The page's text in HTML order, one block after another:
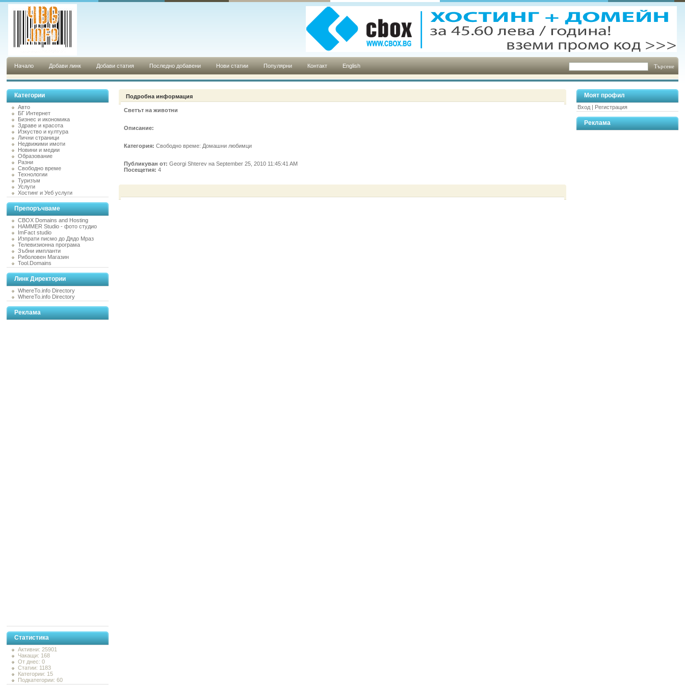
Начало Добави линк Добави статия Последно добавени Нови статии Популярни Контакт English
Категории
Авто
БГ Интернет
Бизнес и икономика
Здраве и красота
Изкуство и култура
Лични страници
Недвижими имоти
Новини и медии
Образование
Разни
Свободно време
Технологии
Туризъм
Услуги
Хостинг и Уеб услуги
Препоръчваме
CBOX Domains and Hosting
HAMMER Studio - фото студио
ImFact studio
Изпрати писмо до Дядо Мраз
Телевизионна програма
Зъбни импланти
Риболовен Магазин
Tool.Domains
Линк Директории
WhereTo.info Directory
WhereTo.info Directory
Реклама
Статистика
Активни: 25901
Чакащи: 168
От днес: 0
Статии: 1183
Категории: 15
Подкатегории: 60
Подробна информация
Светът на животни
Описание:
Категория: Свободно време: Домашни любимци
Публикуван от: Georgi Shterev на September 25, 2010 11:45:41 AM
Посещетия: 4
Моят профил
Вход | Регистрация
Реклама